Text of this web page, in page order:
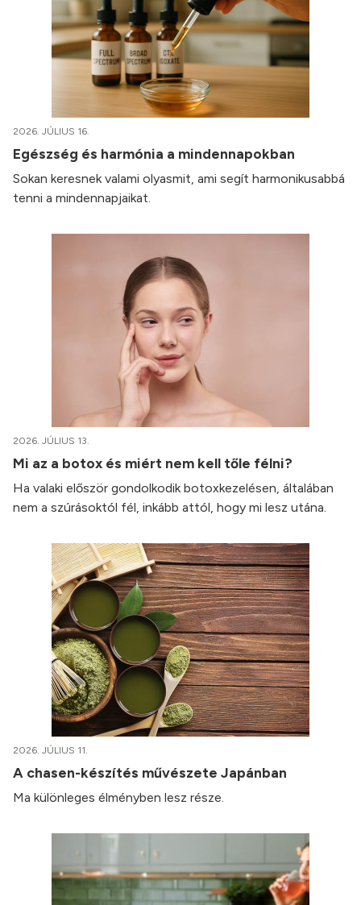
2026. JÚLIUS 16.
Egészség és harmónia a mindennapokban
Sokan keresnek valami olyasmit, ami segít harmonikusabbá
tenni a mindennapjaikat.
2026. JÚLIUS 13.
Mi az a botox és miért nem kell tőle félni?
Ha valaki először gondolkodik botoxkezelésen, általában
nem a szúrásoktól fél, inkább attól, hogy mi lesz utána.
2026. JÚLIUS 11.
A chasen-készítés művészete Japánban
Ma különleges élményben lesz része.